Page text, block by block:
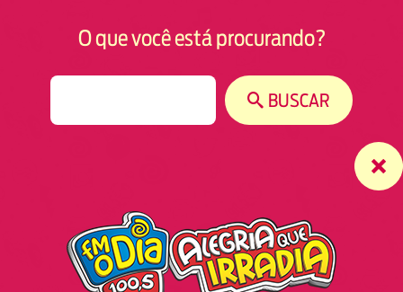
O que você está procurando?
BUSCAR